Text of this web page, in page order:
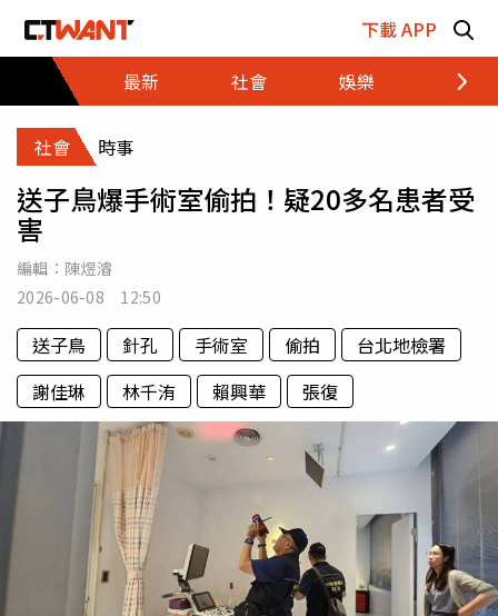
下載 APP
最新
社會 娛樂 財經
社會 時事
送子鳥爆手術室偷拍！疑20多名患者受
害
編輯： 陳煜濬
2026-06-08 12:50
送子鳥 針孔 手術室 偷拍
台北地檢署
謝佳琳
林千洧 賴興華 張復